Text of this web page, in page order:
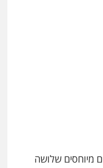
מיוחסים שלושה